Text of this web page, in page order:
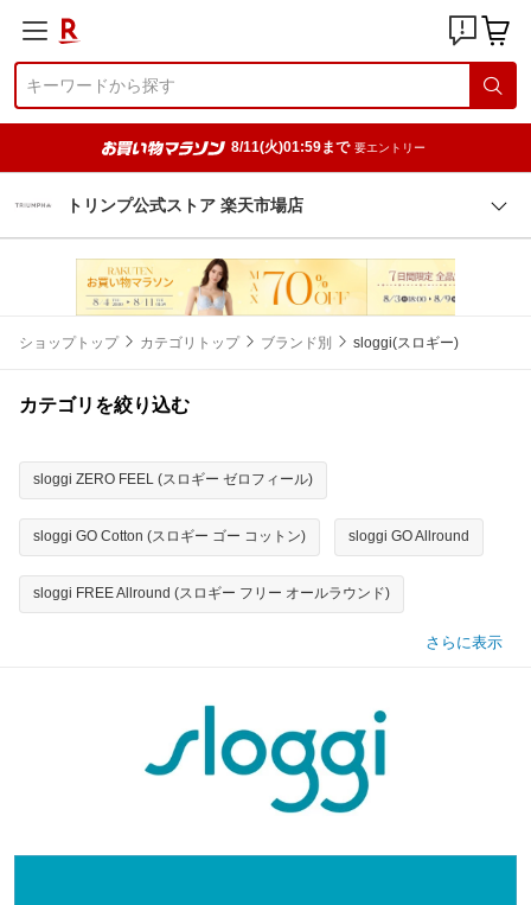
8/11(火)01:59まで 要エントリー
トリンプ公式ストア 楽天市場店
ショップトップ カテゴリトップ ブランド別 sloggi(スロギー)
カテゴリを絞り込む
sloggi ZERO FEEL (スロギー ゼロフィール)
sloggi GO Cotton (スロギー ゴー コットン) sloggi GO Allround
sloggi FREE Allround (スロギー フリー オールラウンド)
さらに表示